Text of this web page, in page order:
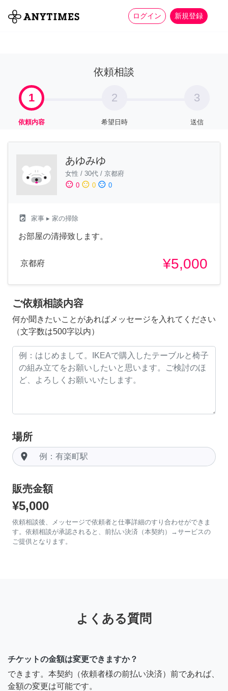
ログイン 新規登録
全て 家事 more_horiz
依頼相談
1
依頼内容
2
希望日時
3
送信
あゆみゆ
女性 / 30代 / 京都府
sentiment_satisfied 0 sentiment_neutral 0 sentiment_dissatisfied 0
local_laundry_service 家事 ▸ 家の掃除
お部屋の清掃致します。
京都府 ¥5,000
ご依頼相談内容
何か聞きたいことがあればメッセージを入れてください
（文字数は500字以内）
場所
room
販売金額
¥5,000
依頼相談後、メッセージで依頼者と仕事詳細のすり合わせができま
す。依頼相談が承認されると、前払い決済（本契約）→サービスの
ご提供となります。
よくある質問
チケットの金額は変更できますか？
できます。本契約（依頼者様の前払い決済）前であれば、
金額の変更は可能です。